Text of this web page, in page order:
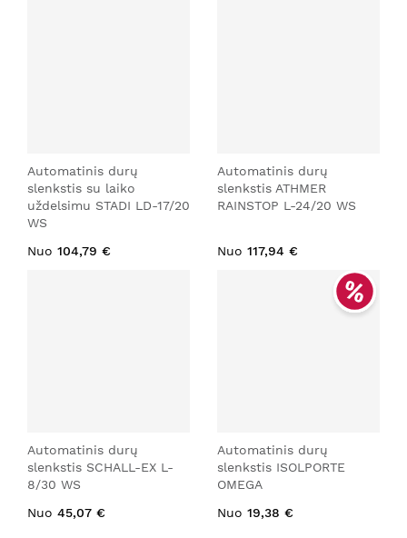
Automatinis durų
slenkstis su laiko
uždelsimu STADI LD-17/20
WS
Nuo 104,79 €
Automatinis durų
slenkstis ATHMER
RAINSTOP L-24/20 WS
Nuo 117,94 €
Automatinis durų
slenkstis SCHALL-EX L-
8/30 WS
Nuo 45,07 €
Automatinis durų
slenkstis ISOLPORTE
OMEGA
Nuo 19,38 €